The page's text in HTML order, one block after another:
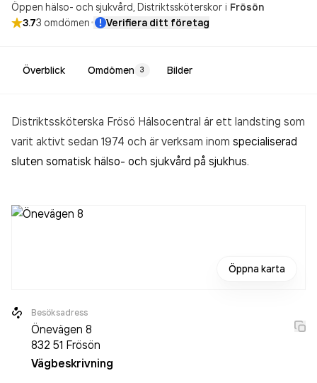
Öppen hälso- och sjukvård Distriktssköterskor i Frösön
3.73 omdömen· Verifiera ditt företag
Överblick Omdömen 3 Bilder
Distriktssköterska Frösö Hälsocentral är ett landsting som
varit aktivt sedan 1974 och är verksam inom specialiserad
sluten somatisk hälso- och sjukvård på sjukhus.
Öppna karta
Besöksadress
Önevägen 8
832 51 Frösön
Vägbeskrivning